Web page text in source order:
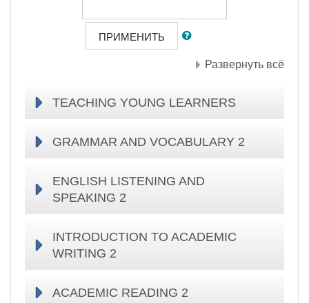
ПРИМЕНИТЬ
Развернуть всё
TEACHING YOUNG LEARNERS
GRAMMAR AND VOCABULARY 2
ENGLISH LISTENING AND
SPEAKING 2
INTRODUCTION TO ACADEMIC
WRITING 2
ACADEMIC READING 2